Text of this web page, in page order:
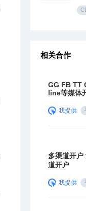
云
相关合作
GG FB TT
line等媒体
我提供
多渠道开
道开户
我提供